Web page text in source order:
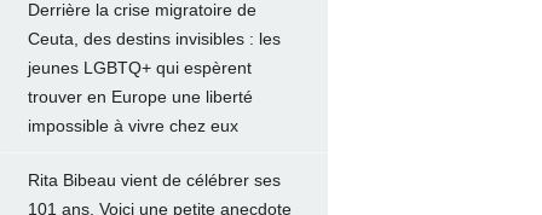
Derrière la crise migratoire de
Ceuta, des destins invisibles : les
jeunes LGBTQ+ qui espèrent
trouver en Europe une liberté
impossible à vivre chez eux
Rita Bibeau vient de célébrer ses
101 ans. Voici une petite anecdote